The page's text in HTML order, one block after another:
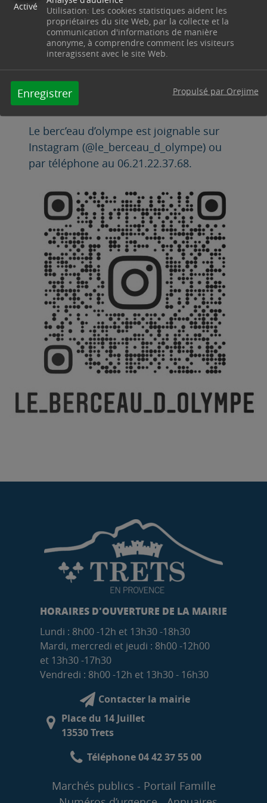
Activé
Utilisation: Les cookies statistiques aident les
propriétaires du site Web, par la collecte et la
communication d'informations de manière
anonyme, à comprendre comment les visiteurs
interagissent avec le site Web.
Enregistrer Propulsé par Orejime
(@unephotopourlavie_elsa). Vous pourrez
retrouver ces deux professionnelles de
santé dans un studio aménagé pour les
shootings photo et l’accueil des familles
Le studio est situé au 463 route de Saint-
Maximin, 13530 TRETS.
Le berc’eau d’olympe est joignable sur
Instagram (@le_berceau_d_olympe) ou
par téléphone au 06.21.22.37.68.
HORAIRES D'OUVERTURE DE LA MAIRIE
Lundi : 8h00 -12h et 13h30 -18h30
Mardi, mercredi et jeudi : 8h00 -12h00
et 13h30 -17h30
Vendredi : 8h00 -12h et 13h30 - 16h30
Contacter la mairie
Place du 14 Juillet
13530 Trets
Téléphone 04 42 37 55 00
Marchés publics
Portail Famille